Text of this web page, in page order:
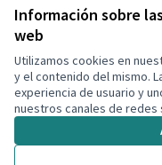
Información sobre
web
Utilizamos cookies en
y el contenido del mismo.
experiencia de usuario y
nuestros canales de redes
Configuración de cookies
Decidim Calafell en X
(Enlace externo)
Decidim Calafell en
(Enlace externo)
Decidim Calafell
(Enlace externo)
Decidim
(Enlace
(Enlace externo) .